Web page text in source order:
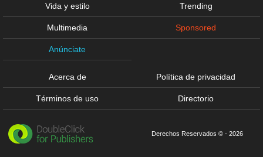
Vida y estilo Trending
Multimedia Sponsored
Anúnciate
Acerca de Política de privacidad
Términos de uso Directorio
Derechos Reservados © - 2026